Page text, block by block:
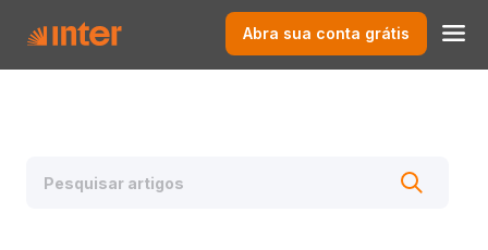
Abra sua conta grátis